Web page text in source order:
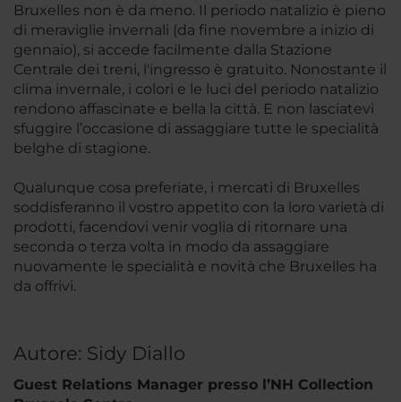
Bruxelles non è da meno. Il periodo natalizio è pieno
di meraviglie invernali (da fine novembre a inizio di
gennaio), si accede facilmente dalla Stazione
Centrale dei treni, l'ingresso è gratuito. Nonostante il
clima invernale, i colori e le luci del periodo natalizio
rendono affascinate e bella la città. E non lasciatevi
sfuggire l’occasione di assaggiare tutte le specialità
belghe di stagione.
Qualunque cosa preferiate, i mercati di Bruxelles
soddisferanno il vostro appetito con la loro varietà di
prodotti, facendovi venir voglia di ritornare una
seconda o terza volta in modo da assaggiare
nuovamente le specialità e novità che Bruxelles ha
da offrivi.
Autore: Sidy Diallo
Guest Relations Manager presso l’NH Collection